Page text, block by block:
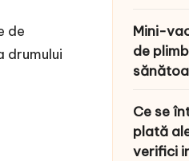
de
drumului
Mini-
de
Ce se
plată
verifici